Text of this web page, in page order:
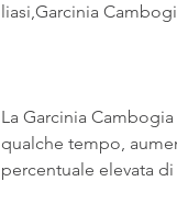
liasi,Garcinia
La Garcinia
qualche tempo,
percentuale elevata